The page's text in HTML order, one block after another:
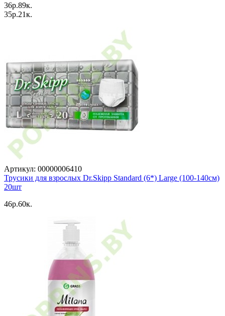
36p.89к.
35p.21к.
Артикул: 00000006410
Трусики для взрослых Dr.Skipp Standard (6*) Large (100-140см)
20шт
46p.60к.